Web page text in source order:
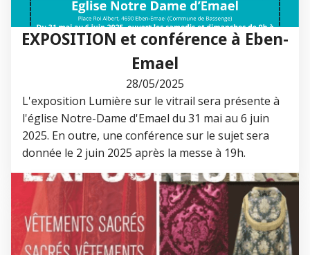
EXPOSITION et conférence à Eben-
Emael
28/05/2025
L'exposition Lumière sur le vitrail sera présente à
l'église Notre-Dame d'Emael du 31 mai au 6 juin
2025. En outre, une conférence sur le sujet sera
donnée le 2 juin 2025 après la messe à 19h.